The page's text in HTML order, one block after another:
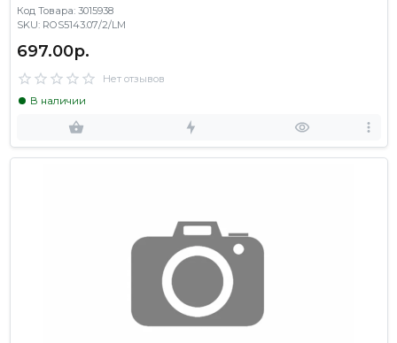
Код Товара: 3015938
SKU: ROS5143.07/2/LM
697.00р.
Нет отзывов
В наличии